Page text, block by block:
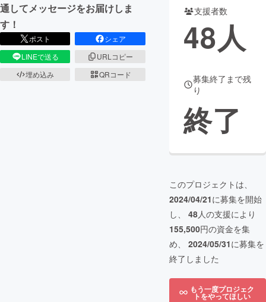
通してメッセージをお届けしま
す！
ポスト
シェア
LINEで送る
URLコピー
埋め込み
QRコード
支援者数
48人
募集終了まで残
り
終了
このプロジェクトは、
2024/04/21に募集を開始
し、 48人の支援により
155,500円の資金を集
め、 2024/05/31に募集を
終了しました
もう一度プロジェク
トをやってほしい